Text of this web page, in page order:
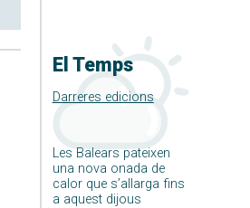
El Temps
Darreres edicions
Les Balears pateixen
una nova onada de
calor que s’allarga fins
a aquest dijous